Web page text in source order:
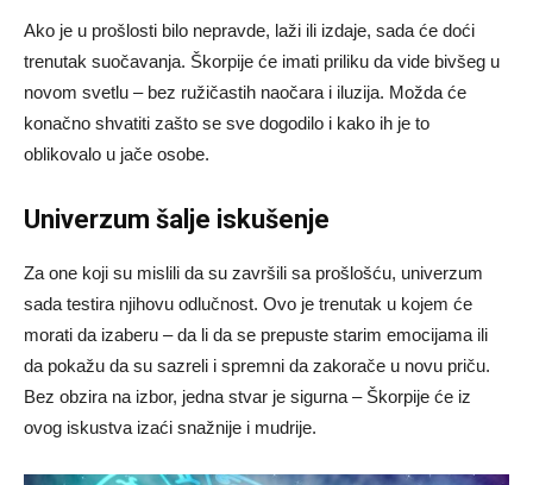
Ako je u prošlosti bilo nepravde, laži ili izdaje, sada će doći
trenutak suočavanja. Škorpije će imati priliku da vide bivšeg u
novom svetlu – bez ružičastih naočara i iluzija. Možda će
konačno shvatiti zašto se sve dogodilo i kako ih je to
oblikovalo u jače osobe.
Univerzum šalje iskušenje
Za one koji su mislili da su završili sa prošlošću, univerzum
sada testira njihovu odlučnost. Ovo je trenutak u kojem će
morati da izaberu – da li da se prepuste starim emocijama ili
da pokažu da su sazreli i spremni da zakorače u novu priču.
Bez obzira na izbor, jedna stvar je sigurna – Škorpije će iz
ovog iskustva izaći snažnije i mudrije.